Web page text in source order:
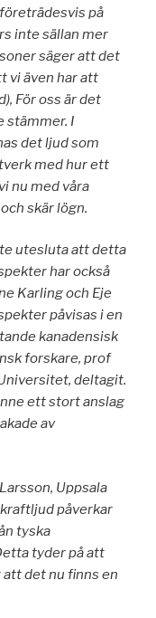
på
inte sällan mer
säger att det
vi även har att
För oss är det
stämmer. I
det ljud som
med hur ett
nu med våra
skär lögn.
utesluta att detta
har också
Karling och Eje
påvisas i en
kanadensisk
forskare, prof
deltagit.
ett stort anslag
av
Uppsala
påverkar
tyska
tyder på att
det nu finns en